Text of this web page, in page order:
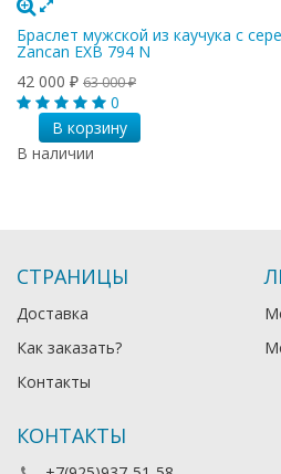
Браслет мужской из каучука с
Zancan EXB 794 N
42 000 ₽ 63 000₽
0
В корзину
В наличии
СТРАНИЦЫ
Доставка
Как заказать?
Контакты
КОНТАКТЫ